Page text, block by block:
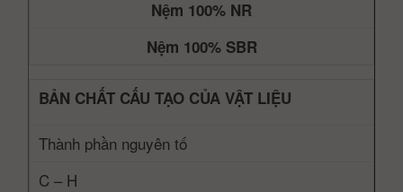
Nệm 100% NR
Nệm 100% SBR
BẢN CHẤT CẤU TẠO CỦA VẬT LIỆU
Thành phần nguyên tố
C – H